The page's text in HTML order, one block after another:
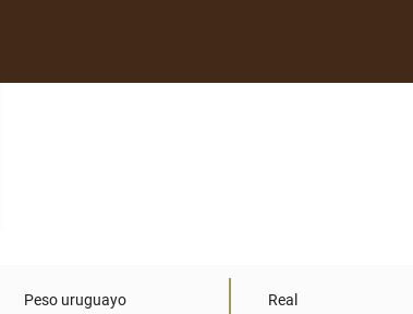
Peso uruguayo Real